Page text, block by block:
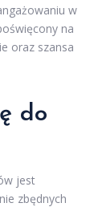
w
na
oraz szansa
do
jest
zbędnych